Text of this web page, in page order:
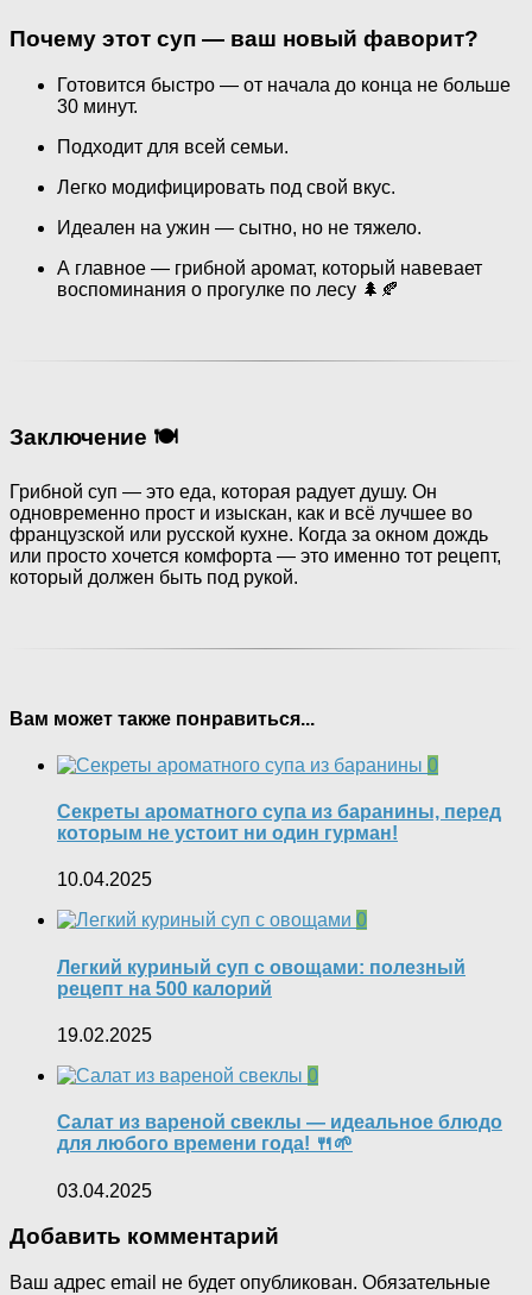
Почему этот суп — ваш новый фаворит?
Готовится быстро — от начала до конца не больше
30 минут.
Подходит для всей семьи.
Легко модифицировать под свой вкус.
Идеален на ужин — сытно, но не тяжело.
А главное — грибной аромат, который навевает
воспоминания о прогулке по лесу 🌲🍂
Заключение 🍽️
Грибной суп — это еда, которая радует душу. Он
одновременно прост и изыскан, как и всё лучшее во
французской или русской кухне. Когда за окном дождь
или просто хочется комфорта — это именно тот рецепт,
который должен быть под рукой.
Вам может также понравиться...
0
Секреты ароматного супа из баранины, перед
которым не устоит ни один гурман!
10.04.2025
0
Легкий куриный суп с овощами: полезный
рецепт на 500 калорий
19.02.2025
0
Салат из вареной свеклы — идеальное блюдо
для любого времени года! 🍴🌱
03.04.2025
Добавить комментарий
Ваш адрес email не будет опубликован. Обязательные